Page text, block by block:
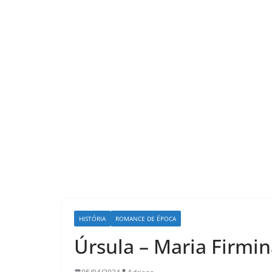
HISTÓRIA ROMANCE DE ÉPOCA
Úrsula – Maria
Ler e Reler
mágica de